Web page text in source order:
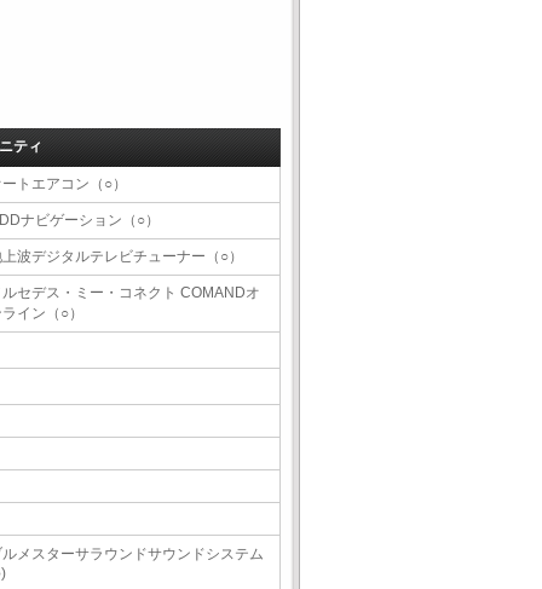
ティ
ートエアコン（○）
ナビゲーション（○）
波デジタルテレビチューナー（○）
ルセデス・ミー・コネクト COMANDオ
イン（○）
ルメスターサラウンドサウンドシステム